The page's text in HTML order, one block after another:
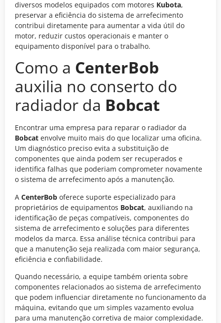
diversos modelos equipados com motores Kubota,
preservar a eficiência do sistema de arrefecimento
contribui diretamente para aumentar a vida útil do
motor, reduzir custos operacionais e manter o
equipamento disponível para o trabalho.
Como a CenterBob
auxilia no conserto do
radiador da Bobcat
Encontrar uma empresa para reparar o radiador da
Bobcat envolve muito mais do que localizar uma oficina.
Um diagnóstico preciso evita a substituição de
componentes que ainda podem ser recuperados e
identifica falhas que poderiam comprometer novamente
o sistema de arrefecimento após a manutenção.
A CenterBob oferece suporte especializado para
proprietários de equipamentos Bobcat, auxiliando na
identificação de peças compatíveis, componentes do
sistema de arrefecimento e soluções para diferentes
modelos da marca. Essa análise técnica contribui para
que a manutenção seja realizada com maior segurança,
eficiência e confiabilidade.
Quando necessário, a equipe também orienta sobre
componentes relacionados ao sistema de arrefecimento
que podem influenciar diretamente no funcionamento da
máquina, evitando que um simples vazamento evolua
para uma manutenção corretiva de maior complexidade.